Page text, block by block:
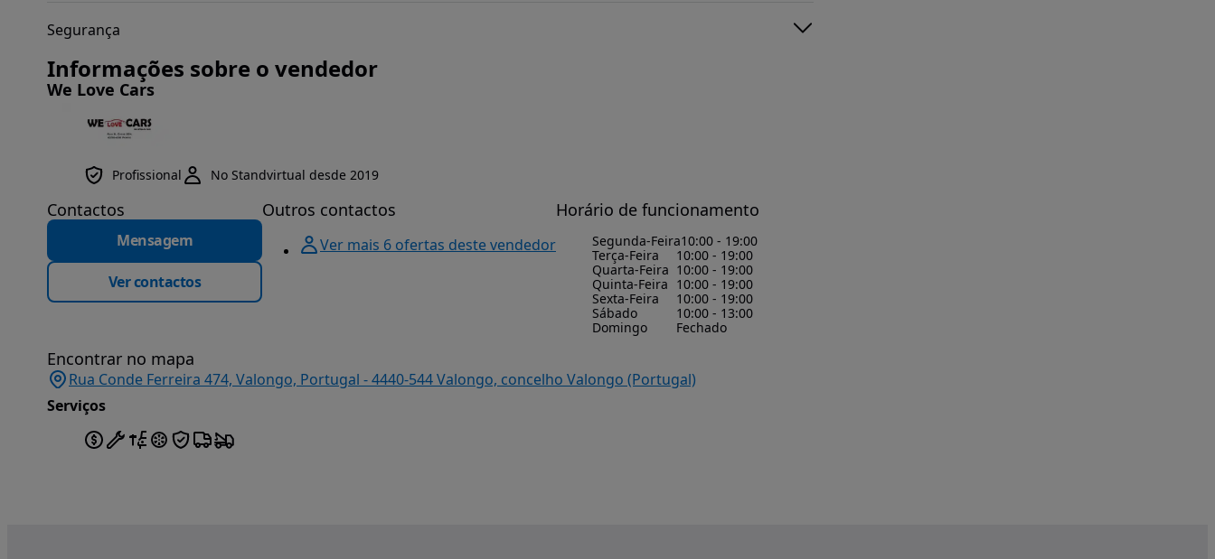
Segurança
Informações sobre o vendedor
We Love Cars
Profissional No Standvirtual desde 2019
Contactos
Mensagem
Ver contactos
Outros contactos
Ver mais 6 ofertas deste vendedor
Horário de funcionamento
Segunda-Feira10:00 - 19:00
Terça-Feira
10:00 - 19:00
Quarta-Feira 10:00 - 19:00
Quinta-Feira 10:00 - 19:00
Sexta-Feira
10:00 - 19:00
Sábado
10:00 - 13:00
Domingo
Fechado
Encontrar no mapa
Rua Conde Ferreira 474, Valongo, Portugal - 4440-544 Valongo, concelho Valongo (Portugal)
Serviços